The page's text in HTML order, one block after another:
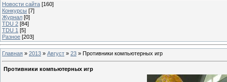
Новости сайта [160]
Конкурсы [7]
Журнал [0]
TDU 2 [84]
TDU 1 [5]
Разное [203]
Главная » 2013 » Август » 23 » Противники компьютерных игр
Противники компьютерных игр